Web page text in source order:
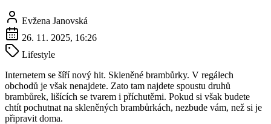
Evžena Janovská
26. 11. 2025, 16:26
Lifestyle
Internetem se šíří nový hit. Skleněné brambůrky. V regálech
obchodů je však nenajdete. Zato tam najdete spoustu druhů
brambůrek, lišících se tvarem i příchutěmi. Pokud si však budete
chtít pochutnat na skleněných brambůrkách, nezbude vám, než si je
připravit doma.